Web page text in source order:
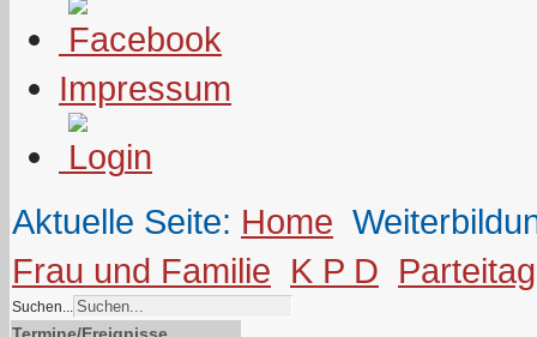
Impressum
Aktuelle Seite: Home
Frau und Familie K P D
Suchen...